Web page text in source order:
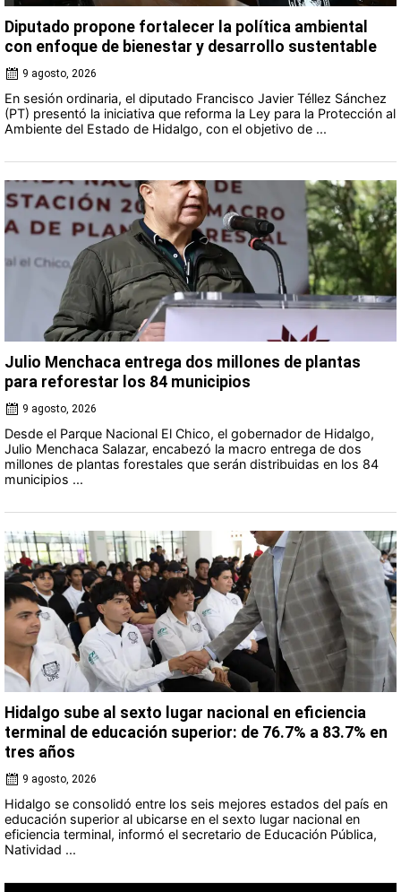
Diputado propone fortalecer la política ambiental
con enfoque de bienestar y desarrollo sustentable
9 agosto, 2026
En sesión ordinaria, el diputado Francisco Javier Téllez Sánchez
(PT) presentó la iniciativa que reforma la Ley para la Protección al
Ambiente del Estado de Hidalgo, con el objetivo de ...
Julio Menchaca entrega dos millones de plantas
para reforestar los 84 municipios
9 agosto, 2026
Desde el Parque Nacional El Chico, el gobernador de Hidalgo,
Julio Menchaca Salazar, encabezó la macro entrega de dos
millones de plantas forestales que serán distribuidas en los 84
municipios ...
Hidalgo sube al sexto lugar nacional en eficiencia
terminal de educación superior: de 76.7% a 83.7% en
tres años
9 agosto, 2026
Hidalgo se consolidó entre los seis mejores estados del país en
educación superior al ubicarse en el sexto lugar nacional en
eficiencia terminal, informó el secretario de Educación Pública,
Natividad ...